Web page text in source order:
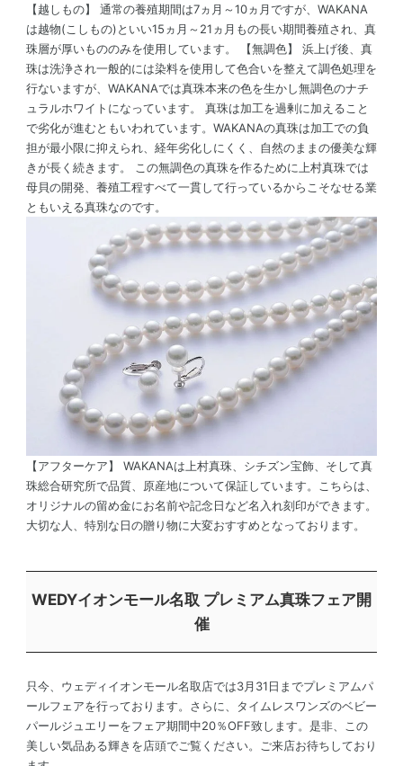
【越しもの】 通常の養殖期間は7ヵ月～10ヵ月ですが、WAKANA
は越物(こしもの)といい15ヵ月～21ヵ月もの長い期間養殖され、真
珠層が厚いもののみを使用しています。 【無調色】 浜上げ後、真
珠は洗浄され一般的には染料を使用して色合いを整えて調色処理を
行ないますが、WAKANAでは真珠本来の色を生かし無調色のナチ
ュラルホワイトになっています。 真珠は加工を過剰に加えること
で劣化が進むともいわれています。WAKANAの真珠は加工での負
担が最小限に抑えられ、経年劣化しにくく、自然のままの優美な輝
きが長く続きます。 この無調色の真珠を作るために上村真珠では
母貝の開発、養殖工程すべて一貫して行っているからこそなせる業
ともいえる真珠なのです。
【アフターケア】 WAKANAは上村真珠、シチズン宝飾、そして真
珠総合研究所で品質、原産地について保証しています。こちらは、
オリジナルの留め金にお名前や記念日など名入れ刻印ができます。
大切な人、特別な日の贈り物に大変おすすめとなっております。
WEDYイオンモール名取 プレミアム真珠フェア開
催
只今、ウェディイオンモール名取店では3月31日までプレミアムパ
ールフェアを行っております。さらに、タイムレスワンズのベビー
パールジュエリーをフェア期間中20％OFF致します。是非、この
美しい気品ある輝きを店頭でご覧ください。ご来店お待ちしており